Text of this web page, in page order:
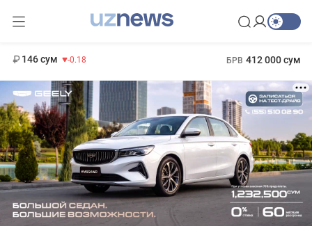
146 сум -0.18 БРВ 412 000 сум